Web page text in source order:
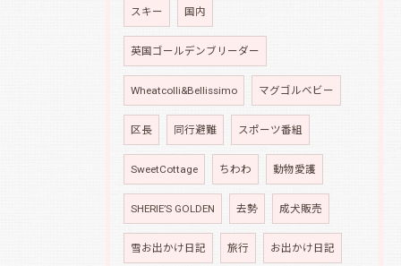
スキー 国内
英国ゴールデンブリーダー
Wheatcolli&Bellissimo マグゴルベビー
区長 同行避難 スポーツ番組
SweetCottage ちわわ 動物愛護
SHERIE’S GOLDEN 去勢 成犬販売
雪お出かけ日記 旅行 お出かけ日記